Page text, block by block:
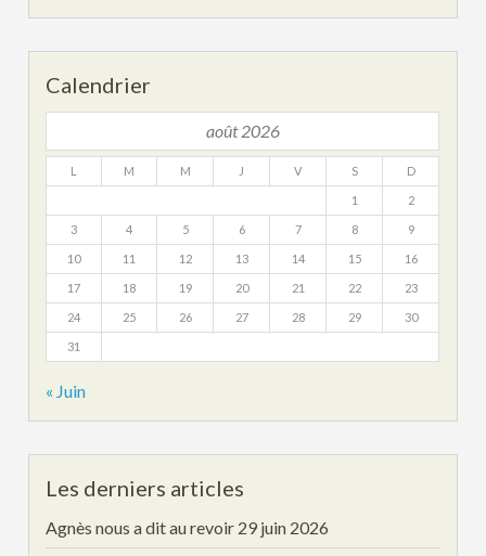
Calendrier
août 2026
L M M J V S D
1 2
3 4 5 6 7 8 9
10 11 12 13 14 15 16
17 18 19 20 21 22 23
24 25 26 27 28 29 30
31
« Juin
Les derniers articles
Agnès nous a dit au revoir 29 juin 2026